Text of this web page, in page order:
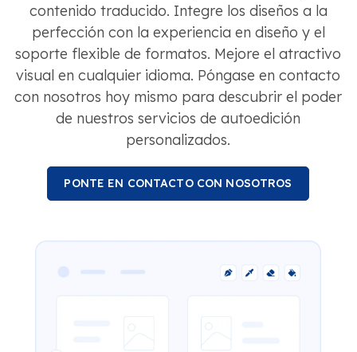
contenido traducido. Integre los diseños a la
perfección con la experiencia en diseño y el
soporte flexible de formatos. Mejore el atractivo
visual en cualquier idioma. Póngase en contacto
con nosotros hoy mismo para descubrir el poder
de nuestros servicios de autoedición
personalizados.
PONTE EN CONTACTO CON NOSOTROS